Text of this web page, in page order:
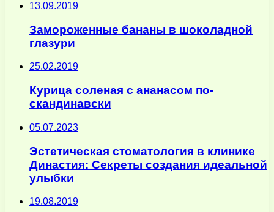
13.09.2019
Замороженные бананы в шоколадной
глазури
25.02.2019
Курица соленая с ананасом по-
скандинавски
05.07.2023
Эстетическая стоматология в клинике
Династия: Секреты создания идеальной
улыбки
19.08.2019